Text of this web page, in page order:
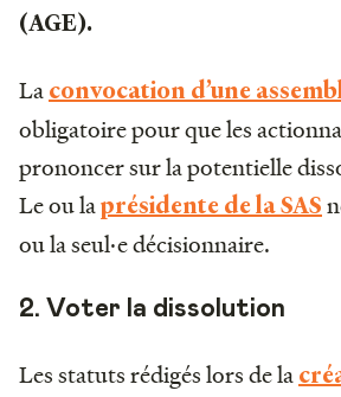
(AGE).
La convocation d’une
obligatoire pour que les
prononcer sur la potentielle
Le ou laprésidente de la SAS
ou la seul·e décisionnaire.
2. Voter la dissolution
Les statuts rédigés lors de la